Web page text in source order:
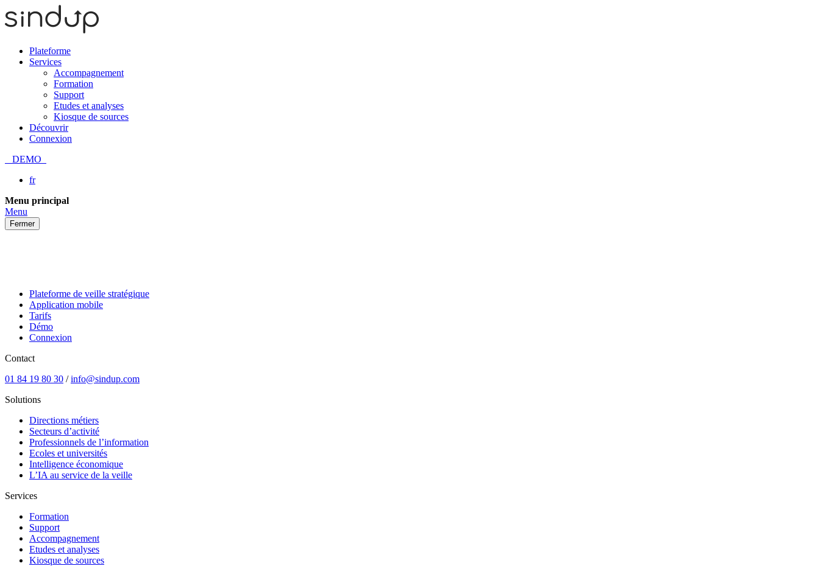
Plateforme
Services
Accompagnement
Formation
Support
Etudes et analyses
Kiosque de sources
Découvrir
Connexion
DEMO
fr
Passer
au
contenu
Menu principal
Menu
Fermer
Plateforme de veille stratégique
Application mobile
Tarifs
Démo
Connexion
Contact
01 84 19 80 30 /info@sindup.com
Solutions
Directions métiers
Secteurs d’activité
Professionnels de l’information
Ecoles et universités
Intelligence économique
L’IA au service de la veille
Services
Formation
Support
Accompagnement
Etudes et analyses
Kiosque de sources